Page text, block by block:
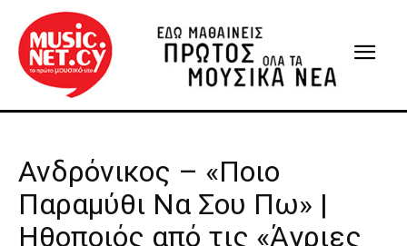
Ανδρόνικος – «Ποιο
Παραμύθι Να Σου Πω» |
Ηθοποιός από τις «Άγριες